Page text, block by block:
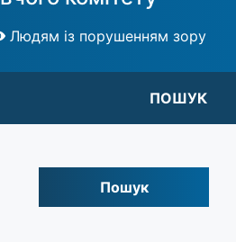
Людям із порушенням зору
ПОШУК
Пошук